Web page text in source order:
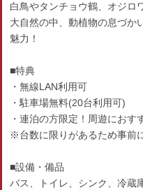
白鳥やタンチョウ鶴、オジロ
大自然の中、動植物の息づか
魅力！
■特典
・無線LAN利用可
・駐車場無料(20台利用可)
・連泊の方限定！周遊におす
※台数に限りがあるため事前
■設備・備品
バス、トイレ、シンク、冷蔵